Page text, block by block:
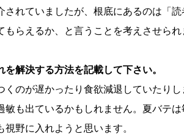
されていましたが、根底にあるのは「
らえるか、と言うことを考えさせられ
解決する方法を記載して下さい。
くのが遅かったり食欲減退していたり
敏も出ているかもしれません。夏バテ
視野に入れようと思います。